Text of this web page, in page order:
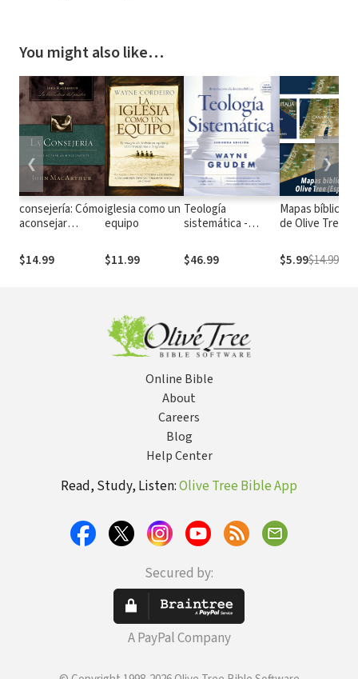
You might also like…
consejería: Cómo
aconsejar
$14.99
iglesia como un
equipo
$11.99
Teología
sistemática -
Introducción a la
doctrina bíblica
$46.99
Mapas bíblicos
de Olive Tree
$5.99$14.99
❮ ❯
Online Bible
About
Careers
Blog
Help Center
Read, Study, Listen:Olive Tree Bible App
Secured by:
A PayPal Company